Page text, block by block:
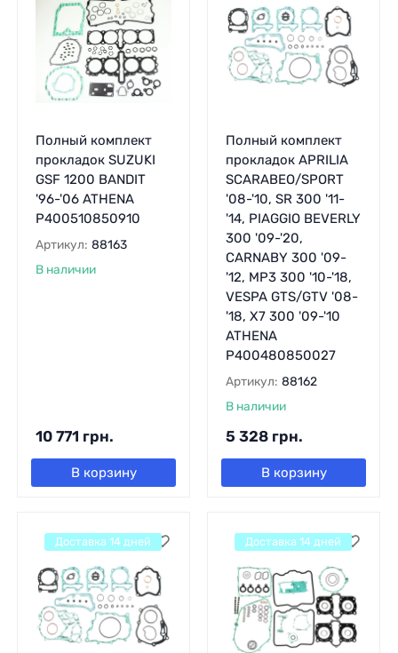
Полный комплект
прокладок SUZUKI
GSF 1200 BANDIT
'96-'06 ATHENA
P400510850910
Артикул: 88163
В наличии
10 771 грн.
В корзину
Полный комплект
прокладок APRILIA
SCARABEO/SPORT
'08-'10, SR 300 '11-
'14, PIAGGIO BEVERLY
300 '09-'20,
CARNABY 300 '09-
'12, MP3 300 '10-'18,
VESPA GTS/GTV '08-
'18, X7 300 '09-'10
ATHENA
P400480850027
Артикул: 88162
В наличии
5 328 грн.
В корзину
Доставка 14 дней Доставка 14 дней